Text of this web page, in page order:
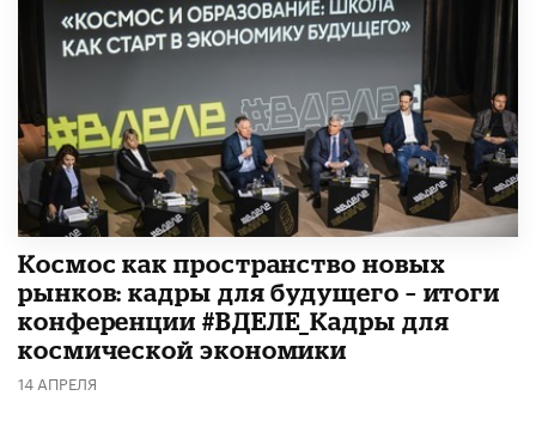
Космос как пространство новых
рынков: кадры для будущего – итоги
конференции #ВДЕЛЕ_Кадры для
космической экономики
14 АПРЕЛЯ